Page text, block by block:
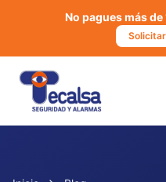
No pagues más